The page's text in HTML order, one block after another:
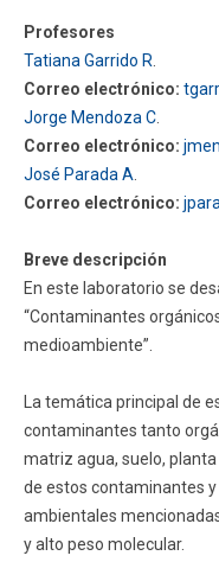
Profesores
Tatiana Garrido R
Correo electrónico:
Jorge Mendoza C
Correo electrónico:
José Parada A
Correo electrónico:
Breve descripción
En este laboratorio se
“Contaminantes
medioambiente”.
La temática principal de
contaminantes tanto
matriz agua, suelo,
de estos contaminantes
ambientales
y alto peso molecular.